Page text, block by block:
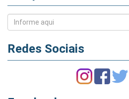
Redes Sociais